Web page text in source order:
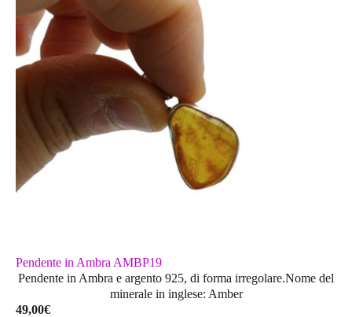
Pendente in Ambra AMBP19
Pendente in Ambra e argento 925, di forma irregolare.Nome del
minerale in inglese: Amber
49,00€